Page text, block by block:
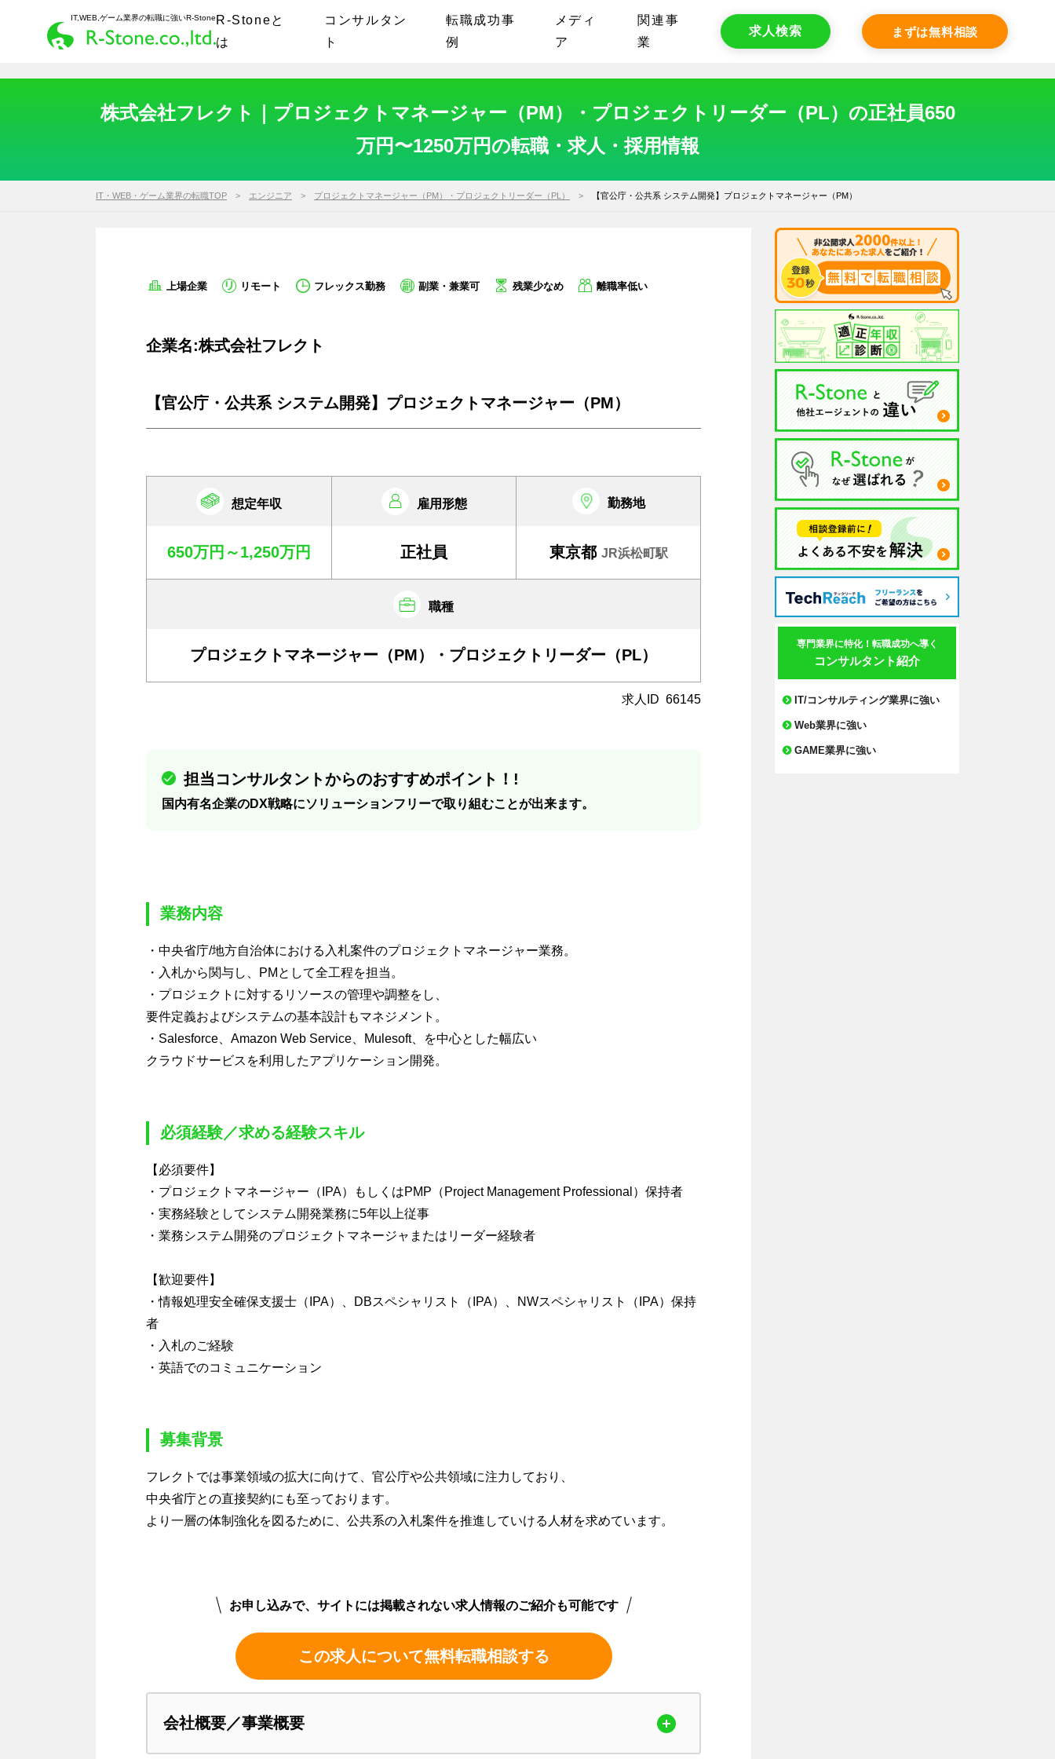
IT,WEB,ゲーム業界の転職に強いR-Stone R-Stoneと
は
コンサルタン
ト
転職成功事
例
メディ
ア
関連事
業
求人検索 まずは無料相談
株式会社フレクト｜プロジェクトマネージャー（PM）・プロジェクトリーダー（PL）の正社員650
万円〜1250万円の転職・求人・採用情報
IT・WEB・ゲーム業界の転職TOP エンジニア プロジェクトマネージャー（PM）・プロジェクトリーダー（PL） 【官公庁・公共系 システム開発】プロジェクトマネージャー（PM）
上場企業 リモート フレックス勤務 副業・兼業可 残業少なめ 離職率低い
企業名:株式会社フレクト
【官公庁・公共系 システム開発】プロジェクトマネージャー（PM）
想定年収 雇用形態 勤務地
650万円～1,250万円 正社員 東京都 JR浜松町駅
職種
プロジェクトマネージャー（PM）・プロジェクトリーダー（PL）
求人ID 66145
担当コンサルタントからのおすすめポイント！!
国内有名企業のDX戦略にソリューションフリーで取り組むことが出来ます。
業務内容
・中央省庁/地方自治体における入札案件のプロジェクトマネージャー業務。
・入札から関与し、PMとして全工程を担当。
・プロジェクトに対するリソースの管理や調整をし、
要件定義およびシステムの基本設計もマネジメント。
・Salesforce、Amazon Web Service、Mulesoft、を中心とした幅広い
クラウドサービスを利用したアプリケーション開発。
必須経験／求める経験スキル
【必須要件】
・プロジェクトマネージャー（IPA）もしくはPMP（Project Management Professional）保持者
・実務経験としてシステム開発業務に5年以上従事
・業務システム開発のプロジェクトマネージャまたはリーダー経験者
【歓迎要件】
・情報処理安全確保支援士（IPA）、DBスペシャリスト（IPA）、NWスペシャリスト（IPA）保持
者
・入札のご経験
・英語でのコミュニケーション
募集背景
フレクトでは事業領域の拡大に向けて、官公庁や公共領域に注力しており、
中央省庁との直接契約にも至っております。
より一層の体制強化を図るために、公共系の入札案件を推進していける人材を求めています。
お申し込みで、サイトには掲載されない求人情報のご紹介も可能です
この求人について無料転職相談する
会社概要／事業概要
専門業界に特化！転職成功へ導く
コンサルタント紹介
IT/コンサルティング業界に強い
Web業界に強い
GAME業界に強い